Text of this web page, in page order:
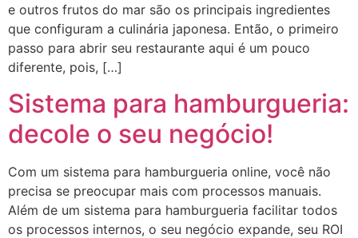
e outros frutos do mar são os principais ingredientes
que configuram a culinária japonesa. Então, o primeiro
passo para abrir seu restaurante aqui é um pouco
diferente, pois, […]
Sistema para hamburgueria:
decole o seu negócio!
Com um sistema para hamburgueria online, você não
precisa se preocupar mais com processos manuais.
Além de um sistema para hamburgueria facilitar todos
os processos internos, o seu negócio expande, seu ROI